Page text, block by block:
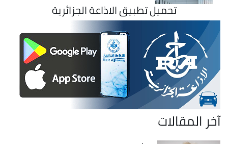
تحميل تطبيق الاذاعة الجزائرية
آخر المقالات